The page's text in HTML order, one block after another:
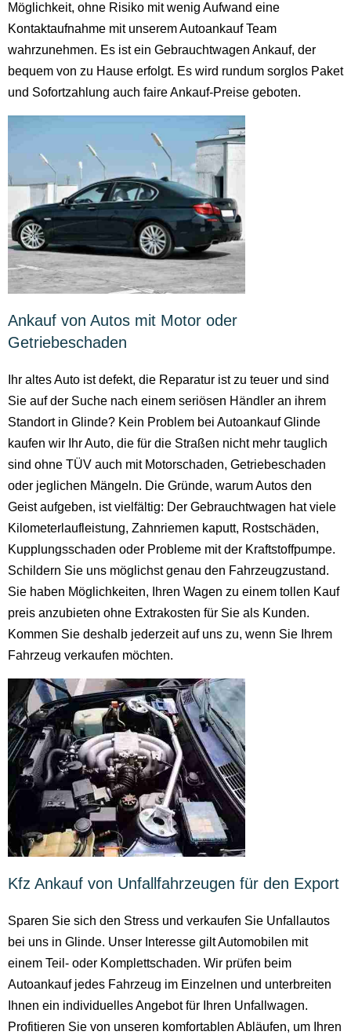
Möglichkeit, ohne Risiko mit wenig Aufwand eine
Kontaktaufnahme mit unserem Autoankauf Team
wahrzunehmen. Es ist ein Gebrauchtwagen Ankauf, der
bequem von zu Hause erfolgt. Es wird rundum sorglos Paket
und Sofortzahlung auch faire Ankauf-Preise geboten.
Ankauf von Autos mit Motor oder
Getriebeschaden
Ihr altes Auto ist defekt, die Reparatur ist zu teuer und sind
Sie auf der Suche nach einem seriösen Händler an ihrem
Standort in Glinde? Kein Problem bei Autoankauf Glinde
kaufen wir Ihr Auto, die für die Straßen nicht mehr tauglich
sind ohne TÜV auch mit Motorschaden, Getriebeschaden
oder jeglichen Mängeln. Die Gründe, warum Autos den
Geist aufgeben, ist vielfältig: Der Gebrauchtwagen hat viele
Kilometerlaufleistung, Zahnriemen kaputt, Rostschäden,
Kupplungsschaden oder Probleme mit der Kraftstoffpumpe.
Schildern Sie uns möglichst genau den Fahrzeugzustand.
Sie haben Möglichkeiten, Ihren Wagen zu einem tollen Kauf
preis anzubieten ohne Extrakosten für Sie als Kunden.
Kommen Sie deshalb jederzeit auf uns zu, wenn Sie Ihrem
Fahrzeug verkaufen möchten.
Kfz Ankauf von Unfallfahrzeugen für den Export
Sparen Sie sich den Stress und verkaufen Sie Unfallautos
bei uns in Glinde. Unser Interesse gilt Automobilen mit
einem Teil- oder Komplettschaden. Wir prüfen beim
Autoankauf jedes Fahrzeug im Einzelnen und unterbreiten
Ihnen ein individuelles Angebot für Ihren Unfallwagen.
Profitieren Sie von unseren komfortablen Abläufen, um Ihren